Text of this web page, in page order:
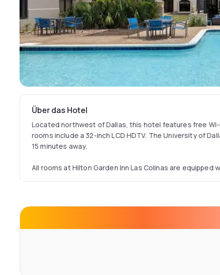
Über das Hotel
Located northwest of Dallas, this hotel features free
rooms include a 32-inch LCD HDTV. The University of
15 minutes away.
All rooms at Hilton Garden Inn Las Colinas are equipped
The Great American Grill Restaurant serves breakfast,